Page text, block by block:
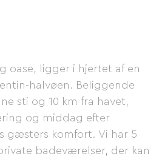
oase, ligger i hjertet af en
halvøen. Beliggende
sti og 10 km fra havet,
og middag efter
gæsters komfort. Vi har 5
badeværelser, der kan